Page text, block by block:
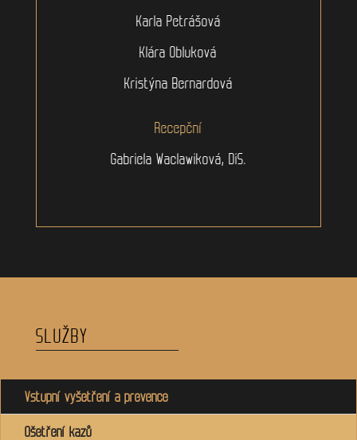
Karla Petrášová
Klára Obluková
Kristýna Bernardová
Recepční
Gabriela Waclawiková, DiS.
SLUŽBY
Vstupní vyšetření a prevence
Ošetření kazů